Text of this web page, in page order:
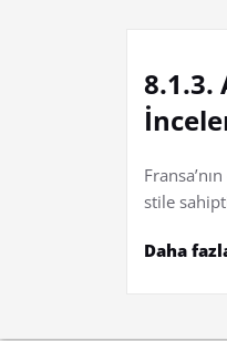
8.1.3.
stile
Daha